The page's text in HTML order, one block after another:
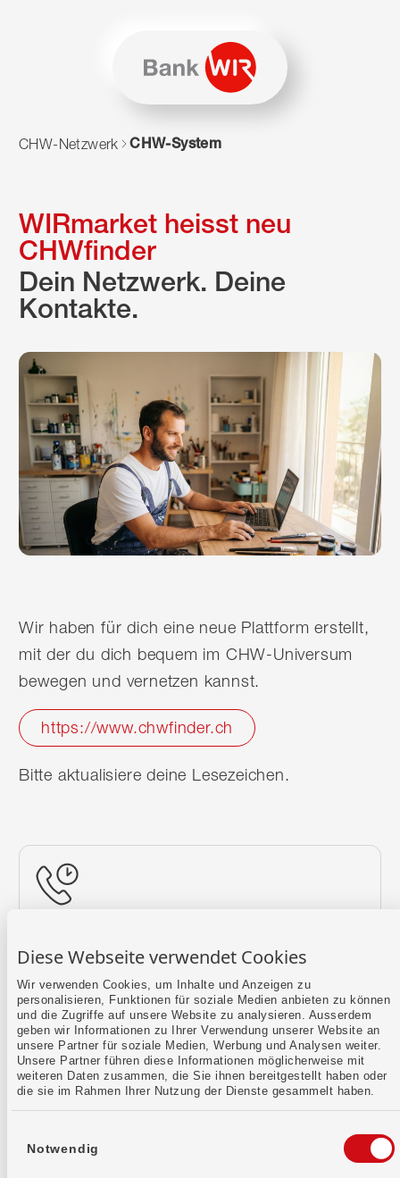
Diese Webseite verwendet Cookies
Wir verwenden Cookies, um Inhalte und Anzeigen zu
personalisieren, Funktionen für soziale Medien anbieten zu können
und die Zugriffe auf unsere Website zu analysieren. Ausserdem
geben wir Informationen zu Ihrer Verwendung unserer Website an
unsere Partner für soziale Medien, Werbung und Analysen weiter.
Unsere Partner führen diese Informationen möglicherweise mit
weiteren Daten zusammen, die Sie ihnen bereitgestellt haben oder
die sie im Rahmen Ihrer Nutzung der Dienste gesammelt haben.
Notwendig
Zum Navigieren dieser Seite wird JavaScript benötigt.
CHW-Netzwerk CHW-System
WIRmarket heisst neu
CHWfinder
Dein Netzwerk. Deine
Kontakte.
Wir haben für dich eine neue Plattform erstellt,
mit der du dich bequem im CHW-Universum
bewegen und vernetzen kannst.
https://www.chwfinder.ch
Bitte aktualisiere deine Lesezeichen.
Mehr erfahren
Kontaktformular